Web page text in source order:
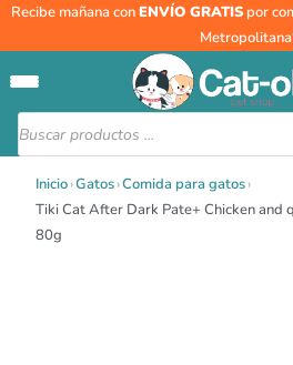
Recibe mañana conENVÍO GRATIS por
Búsqueda
de
productos
Inicio›Gatos›Comida para gatos›
Tiki Cat After Dark Pate+ Chicken and
80g
Tiki
Dark
Pate+
Chicken
quail
egg
recipe